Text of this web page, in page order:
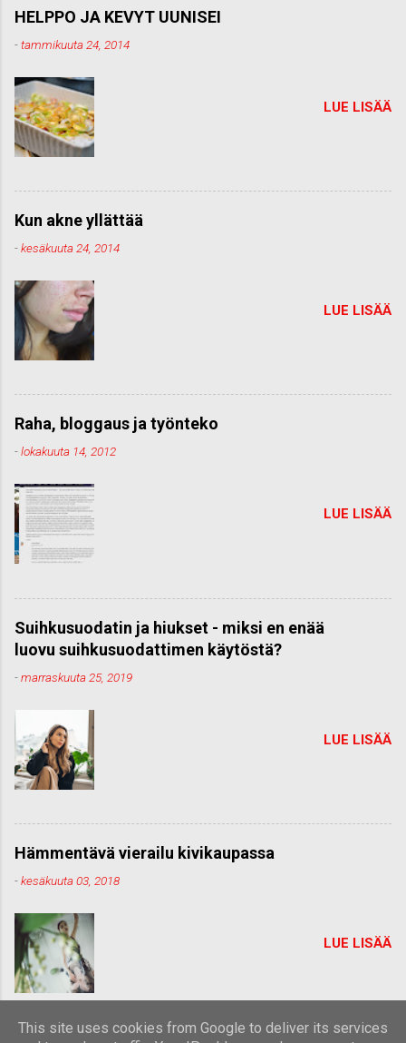
HELPPO JA KEVYT UUNISEI
-tammikuuta 24, 2014
LUE LISÄÄ
Kun akne yllättää
-kesäkuuta 24, 2014
LUE LISÄÄ
Raha, bloggaus ja työnteko
-lokakuuta 14, 2012
LUE LISÄÄ
Suihkusuodatin ja hiukset - miksi en enää
luovu suihkusuodattimen käytöstä?
-marraskuuta 25, 2019
LUE LISÄÄ
Hämmentävä vierailu kivikaupassa
-kesäkuuta 03, 2018
LUE LISÄÄ
This site uses cookies from Google to deliver its services